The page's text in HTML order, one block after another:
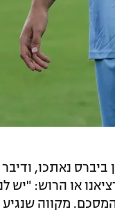
ביברס נאתכו,
או הרוש: "יש
המסכם. מקווה